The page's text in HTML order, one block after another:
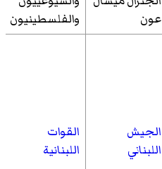
عون
والفلسطينيون
الجيش
اللبناني
القوات
اللبنانية